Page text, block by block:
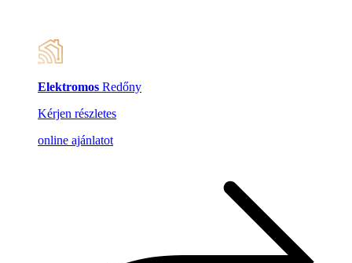
Elektromos Redőny
Kérjen részletes
online ajánlatot